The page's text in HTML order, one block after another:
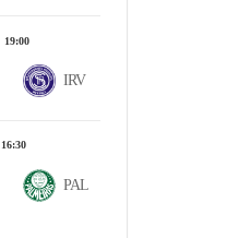
19:00
IRV
16:30
PAL